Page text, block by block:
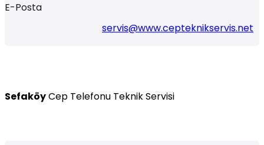
E-Posta
servis@www.cepteknikservis.net
SefaköyCep Telefonu Teknik Servisi